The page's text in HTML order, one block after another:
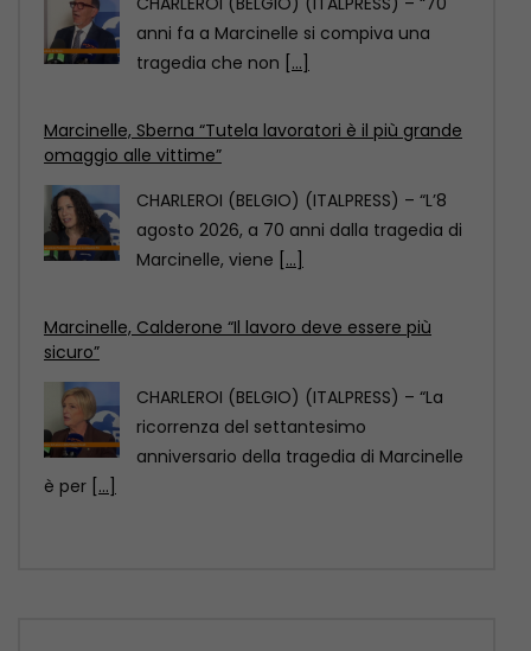
CHARLEROI (BELGIO) (ITALPRESS) – “L’8
agosto 2026, a 70 anni dalla tragedia di
Marcinelle, viene [...]
Marcinelle, Calderone “Il lavoro deve essere più
sicuro”
CHARLEROI (BELGIO) (ITALPRESS) – “La
ricorrenza del settantesimo
anniversario della tragedia di Marcinelle
Marcinelle, La Russa “Punto di svolta per la
sicurezza sul lavoro”
CHARLEROI (BELGIO) (ITALPRESS) – “70
anni fa a Marcinelle si compiva una